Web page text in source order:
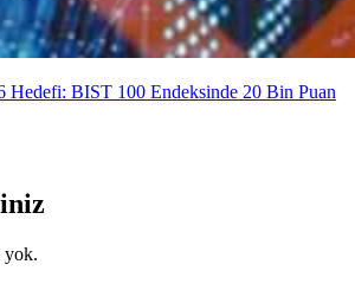
Hedefi: BIST 100 Endeksinde 20 Bin Puan
yok.